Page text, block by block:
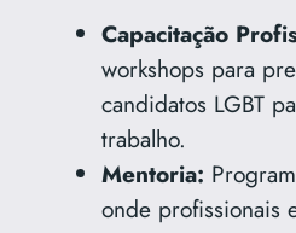
Capacitação
workshops para
candidatos LGBT
trabalho.
Mentoria:
onde profissionais